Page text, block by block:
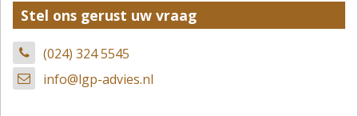
Stel ons gerust uw vraag
(024) 324 5545
info@lgp-advies.nl